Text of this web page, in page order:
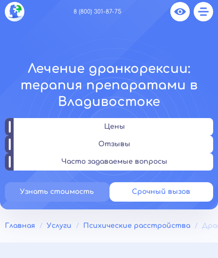
8 (800) 301-87-75
Лечение дранкорексии:
терапия препаратами в
Владивостоке
Цены
Отзывы
Часто задаваемые вопросы
Узнать стоимость Срочный вызов
Главная Услуги Психические расстройства